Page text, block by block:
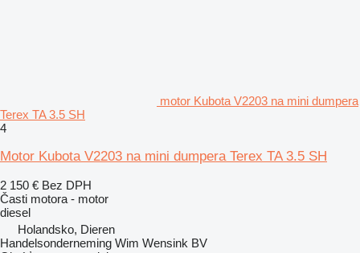
motor Kubota V2203 na mini dumpera
Terex TA 3.5 SH
4
Motor Kubota V2203 na mini dumpera Terex TA 3.5 SH
2 150 € Bez DPH
Časti motora - motor
diesel
Holandsko, Dieren
Handelsonderneming Wim Wensink BV